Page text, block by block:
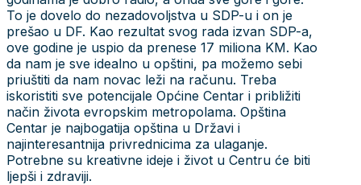
To je dovelo do nezadovoljstva u SDP-u i on je
prešao u DF. Kao rezultat svog rada izvan SDP-a,
ove godine je uspio da prenese 17 miliona KM. Kao
da nam je sve idealno u opštini, pa možemo sebi
priuštiti da nam novac leži na računu. Treba
iskoristiti sve potencijale Općine Centar i približiti
način života evropskim metropolama. Opština
Centar je najbogatija opština u Državi i
najinteresantnija privrednicima za ulaganje.
Potrebne su kreativne ideje i život u Centru će biti
ljepši i zdraviji.